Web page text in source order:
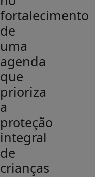
fortalecimento
de
uma
agenda
que
prioriza
a
proteção
integral
de
crianças